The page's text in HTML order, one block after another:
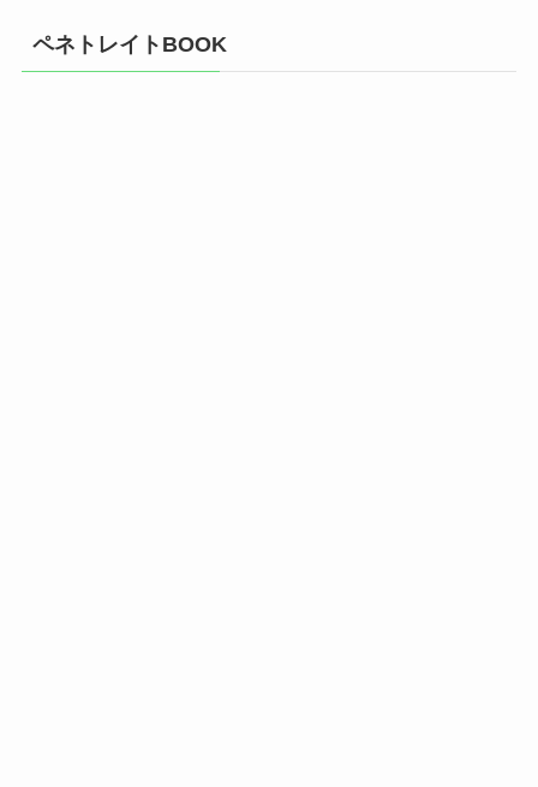
ペネトレイトBOOK